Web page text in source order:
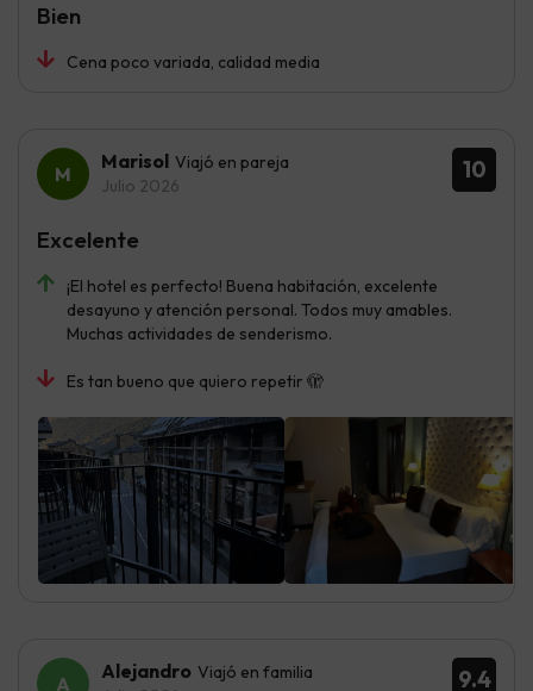
Cena poco variada, calidad media
Bien
10
Marisol Viajó en pareja
Julio 2026
¡El hotel es perfecto! Buena habitación, excelente
desayuno y atención personal. Todos muy amables.
Muchas actividades de senderismo.
Es tan bueno que quiero repetir 🫣
Excelente
9.4
Alejandro Viajó en familia